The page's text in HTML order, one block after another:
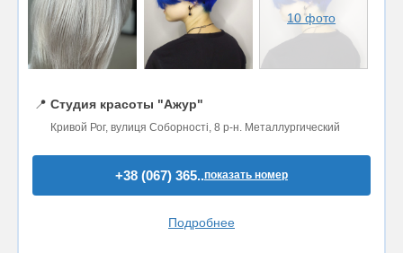
10 фото
📍 Студия красоты "Ажур"
Кривой Рог, вулиця Соборності, 8 р-н. Металлургический
+38 (067) 365..показать номер
Подробнее